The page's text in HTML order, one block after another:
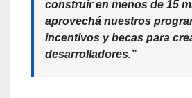
construir en menos de 15
aprovechá nuestros
incentivos y becas para
desarrolladores.”